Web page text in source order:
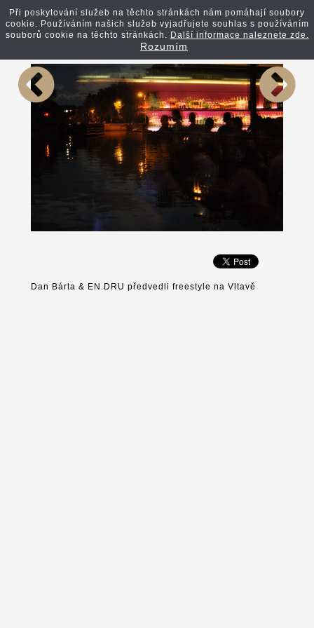
Zpět na článek
Dan Bárta & EN.DRU předvedli freestyle na Vltavě
Při poskytování služeb na těchto stránkách nám pomáhají soubory
cookie. Používáním našich služeb vyjadřujete souhlas s používáním
souborů cookie na těchto stránkách. Další informace naleznete zde.
Rozumím